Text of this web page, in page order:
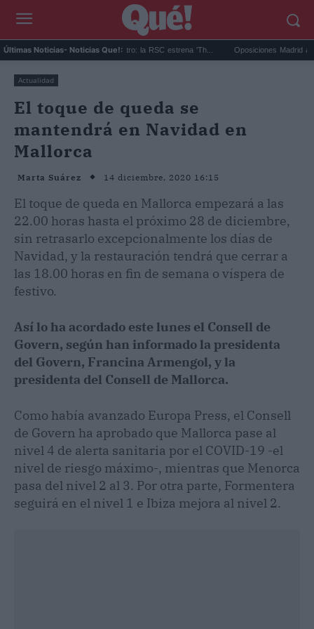
Últimas Noticias- Noticias Que!:
of Thrones obra de teatro: la RSC estrena 'Th... Oposiciones Madrid agosto
Actualidad
El toque de queda se
mantendrá en Navidad en
Mallorca
Marta Suárez 14 diciembre, 2020 16:15
El toque de queda en Mallorca empezará a las
22.00 horas hasta el próximo 28 de diciembre,
sin retrasarlo excepcionalmente los días de
Navidad, y la restauración tendrá que cerrar a
las 18.00 horas en fin de semana o víspera de
festivo.
Así lo ha acordado este lunes el Consell de
Govern, según han informado la presidenta
del Govern, Francina Armengol, y la
presidenta del Consell de Mallorca.
Como había avanzado Europa Press, el Consell
de Govern ha aprobado que Mallorca pase al
nivel 4 de alerta sanitaria por el COVID-19 -el
nivel de riesgo máximo-, mientras que Menorca
pasa del nivel 2 al 3. Por otra parte, Formentera
seguirá en el nivel 1 e Ibiza mejora al nivel 2.